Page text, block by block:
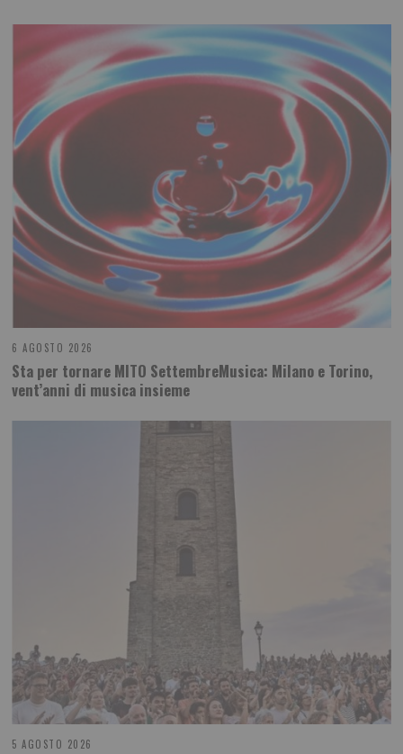
6 AGOSTO 2026
Sta per tornare MITO SettembreMusica: Milano e Torino,
vent’anni di musica insieme
5 AGOSTO 2026